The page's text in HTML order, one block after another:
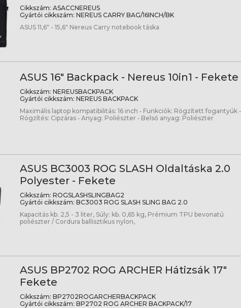
Cikkszám: ASACCNEREUS
Gyártói cikkszám: NEREUS CARRY BAG/16INCH/BK
ASUS 11,6" - 15,6" Nereus Carry notebook táska
ASUS 16" Backpack - Nereus 10in1 - Fekete
Cikkszám: NEREUSBACKPACK
Gyártói cikkszám: NEREUS BACKPACK
Maximális laptop kompatibilitás: 16 inch • Funkciók: Rögzített fogantyúk •
Rögzítés: Cipzáras • Anyag: Poliészter • Belső anyag: Poliészter
ASUS BC3003 ROG SLASH Oldaltáska 2.0
Polyester - Fekete
Cikkszám: ROGSLASHSLINGBAG2
Gyártói cikkszám: BC3003 ROG SLASH SLING BAG 2.0
Kapacitás kb. 2,5 - 3 liter, Súly: kb. 0,65 kg, Prémium TPU bevonatú
poliészter / Cordura ballisztikus nylon,
ASUS BP2702 ROG ARCHER Hátizsák 17"
Fekete
Cikkszám: BP2702ROGARCHERBACKPACK
Gyártói cikkszám: BP2702 ROG ARCHER BACKPACK/17